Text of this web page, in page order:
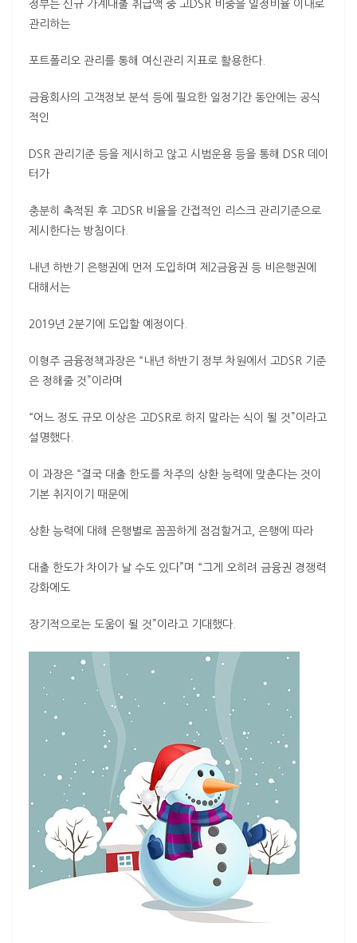
정부는 신규 가계대출 취급액 중 고DSR 비중을 일정비율 이내로
관리하는
포트폴리오 관리를 통해 여신관리 지표로 활용한다.
금융회사의 고객정보 분석 등에 필요한 일정기간 동안에는 공식
적인
DSR 관리기준 등을 제시하고 않고 시범운용 등을 통해 DSR 데이
터가
충분히 축적된 후 고DSR 비율을 간접적인 리스크 관리기준으로
제시한다는 방침이다.
내년 하반기 은행권에 먼저 도입하며 제2금융권 등 비은행권에
대해서는
2019년 2분기에 도입할 예정이다.
이형주 금융정책과장은 “내년 하반기 정부 차원에서 고DSR 기준
은 정해줄 것”이라며
“어느 정도 규모 이상은 고DSR로 하지 말라는 식이 될 것”이라고
설명했다.
이 과장은 “결국 대출 한도를 차주의 상환 능력에 맞춘다는 것이
기본 취지이기 때문에
상환 능력에 대해 은행별로 꼼꼼하게 점검할거고, 은행에 따라
대출 한도가 차이가 날 수도 있다”며 “그게 오히려 금융권 경쟁력
강화에도
장기적으로는 도움이 될 것”이라고 기대했다.